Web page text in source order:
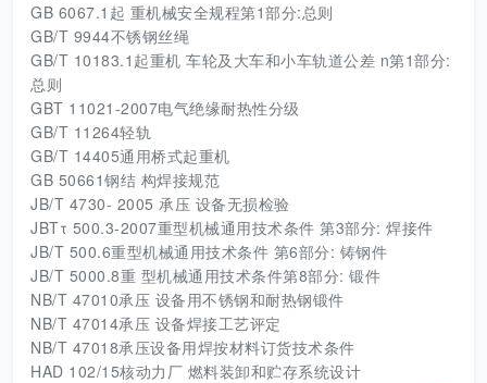
GB 6067.1起 重机械安全规程第1部分:总则
GB/T 9944不锈钢丝绳
GB/T 10183.1起重机 车轮及大车和小车轨道公差 n第1部分:
总则
GBT 11021-2007电气绝缘耐热性分级
GB/T 11264轻轨
GB/T 14405通用桥式起重机
GB 50661钢结 构焊接规范
JB/T 4730- 2005 承压 设备无损检验
JBTτ 500.3-2007重型机械通用技术条件 第3部分: 焊接件
JB/T 500.6重型机械通用技术条件 第6部分: 铸钢件
JB/T 5000.8重 型机械通用技术条件第8部分: 锻件
NB/T 47010承压 设备用不锈钢和耐热钢锻件
NB/T 47014承压 设备焊接工艺评定
NB/T 47018承压设备用焊按材料订货技术条件
HAD 102/15核动力厂 燃料装卸和贮存系统设计